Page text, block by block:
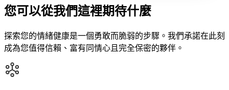
您可以從我們這裡期待什麼
探索您的情緒健康是一個勇敢而脆弱的步驟。我們承諾在此刻
成為您值得信賴、富有同情心且完全保密的夥伴。